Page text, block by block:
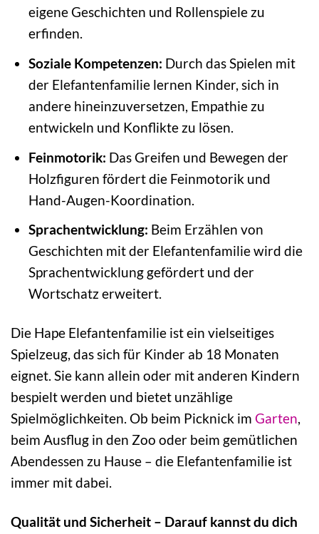
eigene Geschichten und Rollenspiele zu
erfinden.
Soziale Kompetenzen: Durch das Spielen mit
der Elefantenfamilie lernen Kinder, sich in
andere hineinzuversetzen, Empathie zu
entwickeln und Konflikte zu lösen.
Feinmotorik: Das Greifen und Bewegen der
Holzfiguren fördert die Feinmotorik und
Hand-Augen-Koordination.
Sprachentwicklung: Beim Erzählen von
Geschichten mit der Elefantenfamilie wird die
Sprachentwicklung gefördert und der
Wortschatz erweitert.
Die Hape Elefantenfamilie ist ein vielseitiges
Spielzeug, das sich für Kinder ab 18 Monaten
eignet. Sie kann allein oder mit anderen Kindern
bespielt werden und bietet unzählige
Spielmöglichkeiten. Ob beim Picknick im Garten,
beim Ausflug in den Zoo oder beim gemütlichen
Abendessen zu Hause – die Elefantenfamilie ist
immer mit dabei.
Qualität und Sicherheit – Darauf kannst du dich